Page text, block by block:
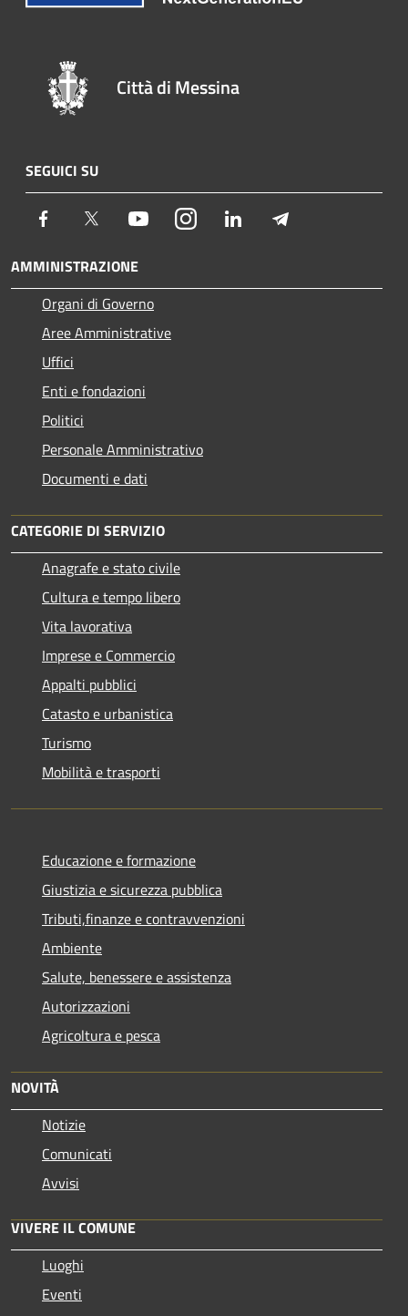
Città di Messina
SEGUICI SU
Facebook Twitter YoutubeInstagram LinkedIn
AMMINISTRAZIONE
Organi di Governo
Aree Amministrative
Uffici
Enti e fondazioni
Politici
Personale Amministrativo
Documenti e dati
CATEGORIE DI SERVIZIO
Anagrafe e stato civile
Cultura e tempo libero
Vita lavorativa
Imprese e Commercio
Appalti pubblici
Catasto e urbanistica
Turismo
Mobilità e trasporti
Educazione e formazione
Giustizia e sicurezza pubblica
Tributi,finanze e contravvenzioni
Ambiente
Salute, benessere e assistenza
Autorizzazioni
Agricoltura e pesca
NOVITÀ
Notizie
Comunicati
Avvisi
VIVERE IL COMUNE
Luoghi
Eventi